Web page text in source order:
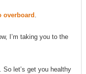
overboard .
I’m taking you to the
. So let’s get you healthy